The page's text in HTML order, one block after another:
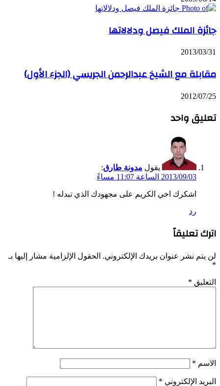
جائزة الملك فيصل ودلالاتها
2013/03/31
مقابلة مع الشيخ عبدالرحمن الجريسي (الجزء الأول)
2012/07/25
تعليق واحد
يقول مدونة طارق:
2013/09/03 الساعة 11:07 مساءً
اشكرك اخي الكريم على مجهودك الذي تبدله !
رد
اترك تعليقاً
لن يتم نشر عنوان بريدك الإلكتروني. الحقول الإلزامية مشار إليها بـ
*
التعليق *
الاسم *
البريد الإلكتروني *